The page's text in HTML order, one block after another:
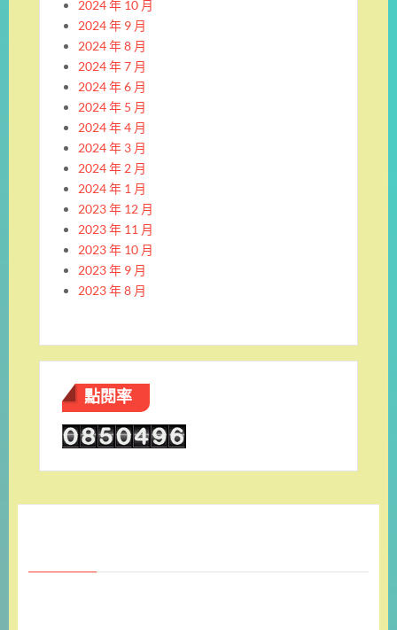
2024 年 10 月
2024 年 9 月
2024 年 8 月
2024 年 7 月
2024 年 6 月
2024 年 5 月
2024 年 4 月
2024 年 3 月
2024 年 2 月
2024 年 1 月
2023 年 12 月
2023 年 11 月
2023 年 10 月
2023 年 9 月
2023 年 8 月
點閱率